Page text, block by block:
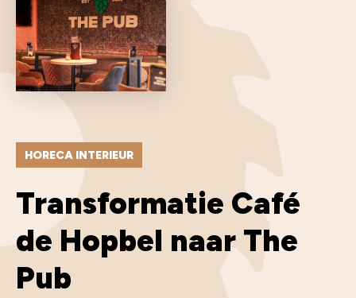
HORECA INTERIEUR
Transformatie Café
de Hopbel naar The
Pub